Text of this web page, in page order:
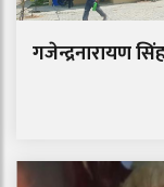
गजेन्द्रनारायण